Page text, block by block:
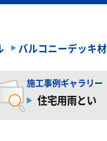
バルコニーデッキ材
施工事例ギャラリー
住宅用雨とい